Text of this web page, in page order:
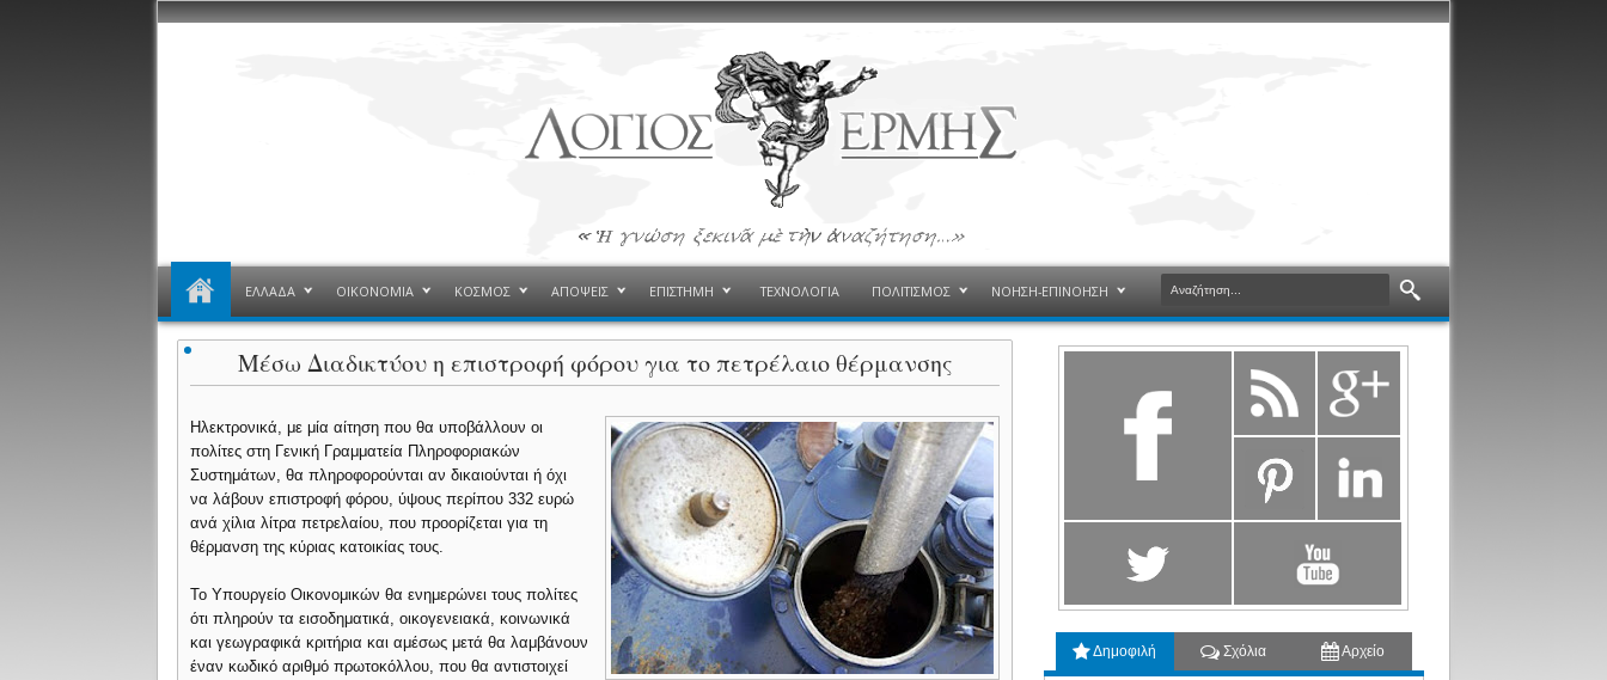
ΕΛΛΑΔΑ ΟΙΚΟΝΟΜΙΑ ΚΟΣΜΟΣ ΑΠΟΨΕΙΣ ΕΠΙΣΤΗΜΗ ΤΕΧΝΟΛΟΓΙΑ ΠΟΛΙΤΙΣΜΟΣ ΝΟΗΣΗ-ΕΠΙΝΟΗΣΗ
Μέσω Διαδικτύου η επιστροφή φόρου για το πετρέλαιο θέρμανσης
Ηλεκτρονικά, με μία αίτηση που θα υποβάλλουν οι
πολίτες στη Γενική Γραμματεία Πληροφοριακών
Συστημάτων, θα πληροφορούνται αν δικαιούνται ή όχι
να λάβουν επιστροφή φόρου, ύψους περίπου 332 ευρώ
ανά χίλια λίτρα πετρελαίου, που προορίζεται για τη
θέρμανση της κύριας κατοικίας τους.
Το Υπουργείο Οικονομικών θα ενημερώνει τους πολίτες
ότι πληρούν τα εισοδηματικά, οικογενειακά, κοινωνικά
και γεωγραφικά κριτήρια και αμέσως μετά θα λαμβάνουν
έναν κωδικό αριθμό πρωτοκόλλου, που θα αντιστοιχεί
Δημοφιλή Σχόλια Αρχείο